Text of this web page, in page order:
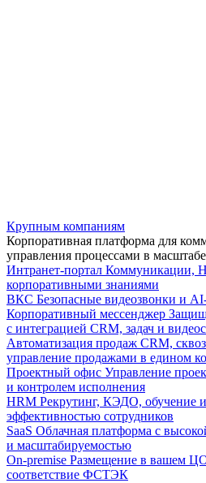
Крупным компаниям
Корпоративная платформа для
управления процессами в
Интранет-портал Коммуникации,
корпоративными знаниями
ВКС Безопасные видеозвонки и
Корпоративный мессенджер
с интеграцией CRM, задач и
Автоматизация продаж CRM,
управление продажами в едином
Проектный офис Управление
и контролем исполнения
HRM Рекрутинг, КЭДО, обучение
эффективностью сотрудников
SaaS Облачная платформа с
и масштабируемостью
On-premise Размещение в вашем
соответствие ФСТЭК